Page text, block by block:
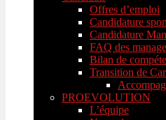
Offres d’emploi
Candidature
Candidature
FAQ des
Bilan de
Transition de
PROEVOLUTION
L’équipe